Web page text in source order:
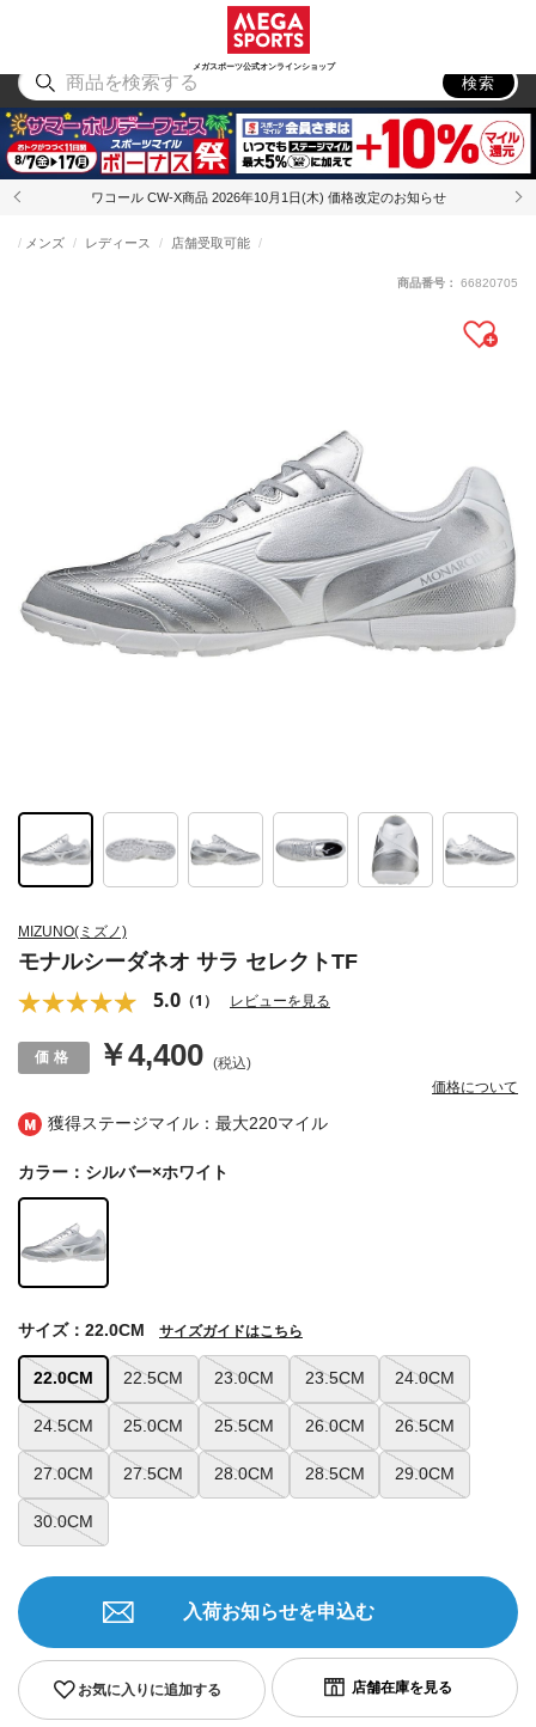
メガスポーツ公式オンラインショップ
アウトドア
検索
ワコール CW-X商品 2026年10月1日(木) 価格改定のお知らせ
獲得ステージマイル：最大220マイル
MIZUNO(ミズノ)
モナルシーダネオ サラ セレクトTF
5.0 （1） レビューを見る
メンズ レディース 店舗受取可能
￥4,400 (税込)
価格について
商品番号： 66820705
カラー：シルバー×ホワイト
22.0CM 22.5CM 23.0CM 23.5CM 24.0CM
24.5CM 25.0CM 25.5CM 26.0CM 26.5CM
27.0CM 27.5CM 28.0CM 28.5CM 29.0CM
30.0CM
サイズ：22.0CM サイズガイドはこちら
お気に入りに追加する
入荷お知らせを申込む